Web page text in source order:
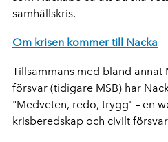
samhällskris.
Om krisen kommer till Nacka
Tillsammans med bland
försvar (tidigare MSB) har
"Medveten, redo, trygg" – en
krisberedskap och civilt